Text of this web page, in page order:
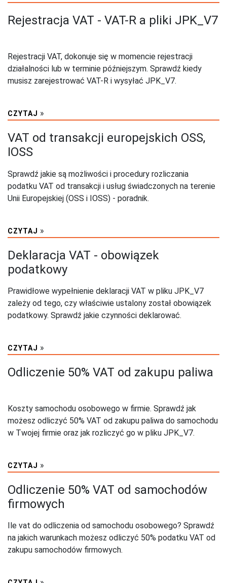
Rejestracja VAT - VAT-R a pliki JPK_V7
Rejestracji VAT, dokonuje się w momencie rejestracji
działalności lub w terminie późniejszym. Sprawdź kiedy
musisz zarejestrować VAT-R i wysyłać JPK_V7.
CZYTAJ »
VAT od transakcji europejskich OSS,
IOSS
Sprawdź jakie są możliwości i procedury rozliczania
podatku VAT od transakcji i usług świadczonych na terenie
Unii Europejskiej (OSS i IOSS) - poradnik.
CZYTAJ »
Deklaracja VAT - obowiązek
podatkowy
Prawidłowe wypełnienie deklaracji VAT w pliku JPK_V7
zależy od tego, czy właściwie ustalony został obowiązek
podatkowy. Sprawdź jakie czynności deklarować.
CZYTAJ »
Odliczenie 50% VAT od zakupu paliwa
Koszty samochodu osobowego w firmie. Sprawdź jak
możesz odliczyć 50% VAT od zakupu paliwa do samochodu
w Twojej firmie oraz jak rozliczyć go w pliku JPK_V7.
CZYTAJ »
Odliczenie 50% VAT od samochodów
firmowych
Ile vat do odliczenia od samochodu osobowego? Sprawdź
na jakich warunkach możesz odliczyć 50% podatku VAT od
zakupu samochodów firmowych.